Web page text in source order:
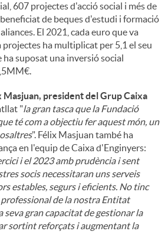
607 projectes d'acció social i més de
de beques d'estudi i formació
El 2021, cada euro que va
ha multiplicat per 5,1 el seu
ha suposat una inversió social
Masjuan, president del Grup Caixa
"la gran tasca que la Fundació
té com a objectiu fer aquest món, un
". Félix Masjuan també ha
en l'equip de Caixa d'Enginyers:
i el 2023 amb prudència i sent
socis necessitaran uns serveis
estables, segurs i eficients. No tinc
de la nostra Entitat
seva gran capacitat de gestionar la
sortint reforçats i augmentant la